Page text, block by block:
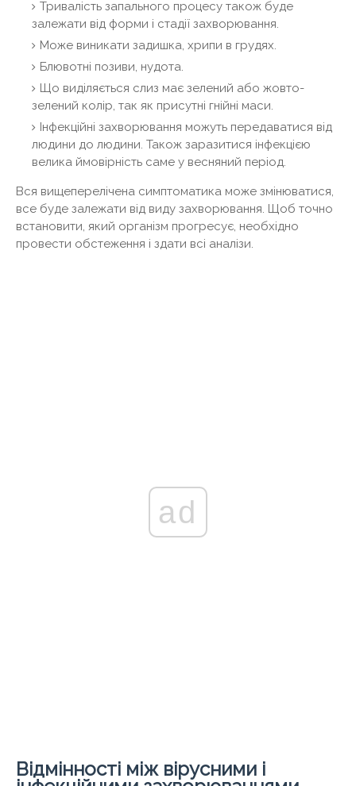
Тривалість запального процесу також буде
залежати від форми і стадії захворювання.
Може виникати задишка, хрипи в грудях.
Блювотні позиви, нудота.
Що виділяється слиз має зелений або жовто-
зелений колір, так як присутні гнійні маси.
Інфекційні захворювання можуть передаватися від
людини до людини. Також заразитися інфекцією
велика ймовірність саме у весняний період.
Вся вищеперелічена симптоматика може змінюватися,
все буде залежати від виду захворювання. Щоб точно
встановити, який організм прогресує, необхідно
провести обстеження і здати всі аналізи.
ad
Відмінності між вірусними і